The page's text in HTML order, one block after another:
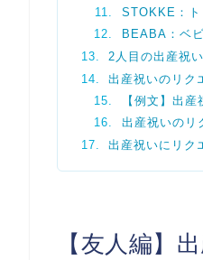
STOKKE：ト
BEABA：ベ
2人目の出産祝
出産祝いのリク
【例文】出
出産祝いのリ
出産祝いにリク
【友人編】